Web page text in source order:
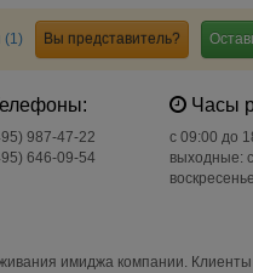
(1) Вы представитель?
987-47-22
646-09-54
Часы
c 09:00 до
выходные:
воскресенье
имиджа компании. Клиенты